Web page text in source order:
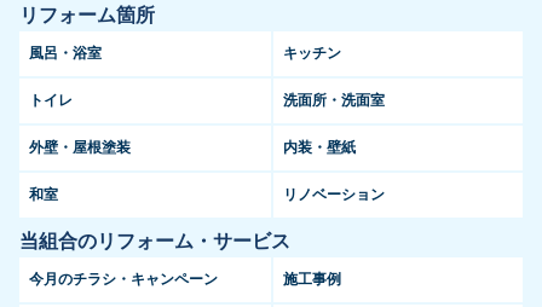
リフォーム箇所
風呂・浴室 キッチン
トイレ 洗面所・洗面室
外壁・屋根塗装 内装・壁紙
和室 リノベーション
当組合のリフォーム・サービス
今月のチラシ・キャンペーン 施工事例